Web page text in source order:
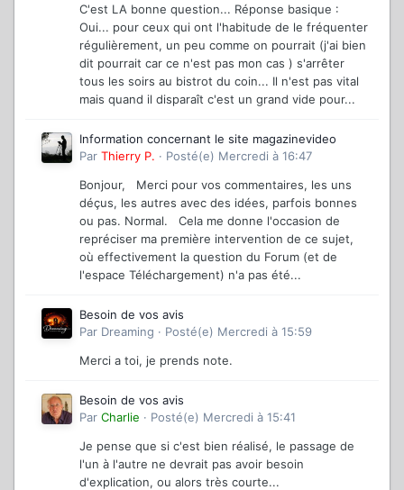
C'est LA bonne question... Réponse basique :
Oui... pour ceux qui ont l'habitude de le fréquenter
régulièrement, un peu comme on pourrait (j'ai bien
dit pourrait car ce n'est pas mon cas ) s'arrêter
tous les soirs au bistrot du coin... Il n'est pas vital
mais quand il disparaît c'est un grand vide pour...
Information concernant le site magazinevideo
Par Thierry P. · Posté(e) Mercredi à 16:47
Bonjour, Merci pour vos commentaires, les uns
déçus, les autres avec des idées, parfois bonnes
ou pas. Normal. Cela me donne l'occasion de
repréciser ma première intervention de ce sujet,
où effectivement la question du Forum (et de
l'espace Téléchargement) n'a pas été...
Besoin de vos avis
Par Dreaming · Posté(e) Mercredi à 15:59
Merci a toi, je prends note.
Besoin de vos avis
Par Charlie · Posté(e) Mercredi à 15:41
Je pense que si c'est bien réalisé, le passage de
l'un à l'autre ne devrait pas avoir besoin
d'explication, ou alors très courte...